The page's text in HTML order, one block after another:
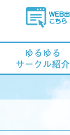
ゆるゆる
サークル紹介